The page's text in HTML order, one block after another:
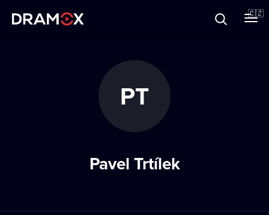
🇨🇿
PT
Pavel Trtílek